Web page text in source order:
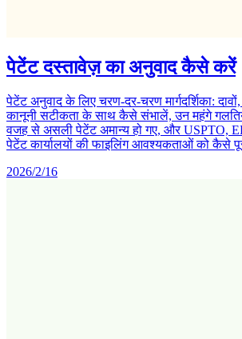
पेटेंट दस्तावेज़ का अनुवाद कैसे करें
पेटेंट अनुवाद के लिए चरण-दर-चरण मार्गदर्शिका:
कानूनी सटीकता के साथ कैसे संभालें, उन महंगे
वजह से असली पेटेंट अमान्य हो गए, और USPTO,
पेटेंट कार्यालयों की फाइलिंग आवश्यकताओं को कैसे
2026/2/16